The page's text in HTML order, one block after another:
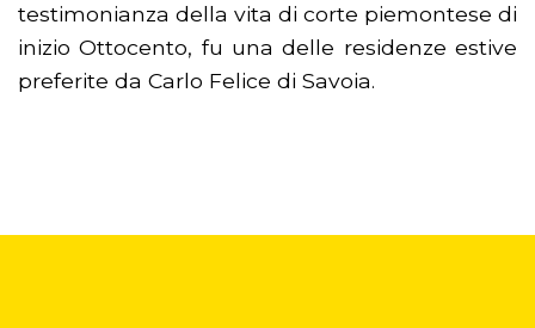
testimonianza della vita di corte piemontese di
inizio Ottocento, fu una delle residenze estive
preferite da Carlo Felice di Savoia.